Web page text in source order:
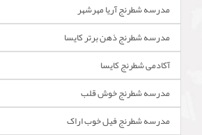
مدرسه شطرنج آريا مهرشهر
مدرسه شطرنج ذهن برتر کایسا
آکادمی شطرنج کایسا
مدرسه شطرنج خوش قلب
مدرسه شطرنج فیل خوب اراک